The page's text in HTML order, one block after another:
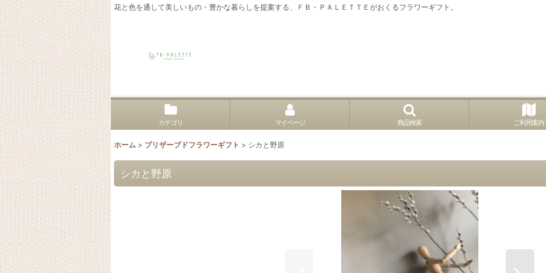
花と色を通して美しいもの・豊かな暮らしを提案する、ＦＢ・ＰＡＬＥＴＴＥがおくるフラワーギフト。
カテゴリ マイページ 商品検索 ご利用案内
ホーム > プリザーブドフラワーギフト > シカと野原
シカと野原